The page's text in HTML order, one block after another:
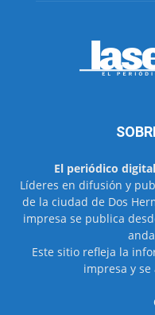
El periódico
Líderes en difusión y
de la ciudad de Dos
impresa se publica
Este sitio refleja la
impresa y